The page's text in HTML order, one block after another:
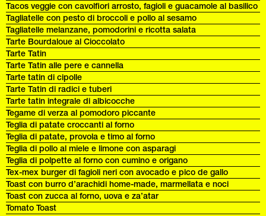
Tacos veggie con cavolfiori arrosto, fagioli e guacamole al basilico
Tagliatelle con pesto di broccoli e pollo al sesamo
Tagliatelle melanzane, pomodorini e ricotta salata
Tarte Bourdaloue al Cioccolato
Tarte Tatin
Tarte Tatin alle pere e cannella
Tarte tatin di cipolle
Tarte Tatin di radici e tuberi
Tarte tatin integrale di albicocche
Tegame di verza al pomodoro piccante
Teglia di patate croccanti al forno
Teglia di patate, provola e timo al forno
Teglia di pollo al miele e limone con asparagi
Teglia di polpette al forno con cumino e origano
Tex-mex burger di fagioli neri con avocado e pico de gallo
Toast con burro d’arachidi home-made, marmellata e noci
Toast con zucca al forno, uova e za’atar
Tomato Toast